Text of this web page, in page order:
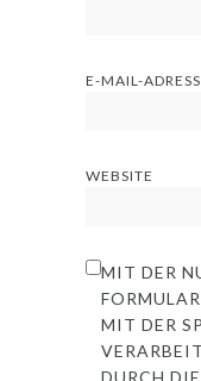
E-MAIL-
WEBSITE
MIT DER
MIT DER
DURCH